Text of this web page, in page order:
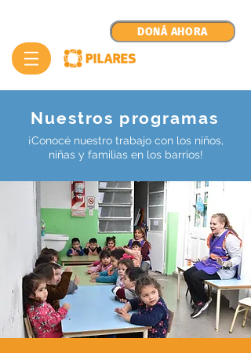
DONÁ AHORA
Nuestros programas
¡Conocé nuestro trabajo con los niños,
niñas y familias en los barrios!